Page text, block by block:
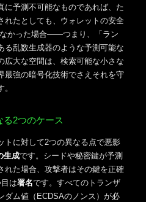
に予測不可能なものであれば、た
れたとしても、ウォレットの安全
かった場合――つまり、「ラン
る乱数生成器のような予測可能な
大な空間は、検索可能な小さな
最強の暗号化技術でさえそれを守
る2つのケース
トに対して2つの異なる点で悪影
生成です。シードや秘密鍵が予測
れた場合、攻撃者はその鍵を正確
は署名です。すべてのトランザ
ダム値（ECDSAのノンス）が必